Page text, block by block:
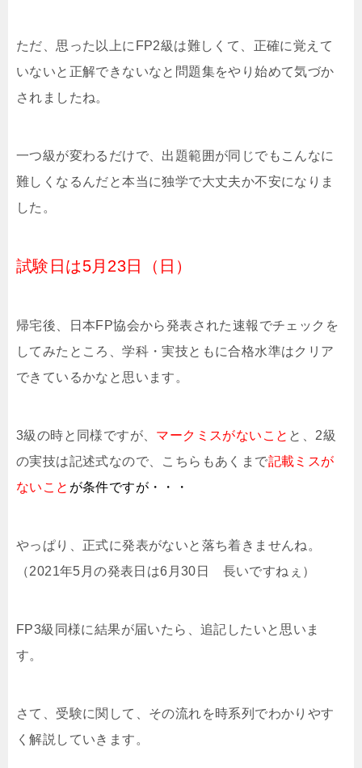
ただ、思った以上にFP2級は難しくて、正確に覚えて
いないと正解できないなと問題集をやり始めて気づか
されましたね。
一つ級が変わるだけで、出題範囲が同じでもこんなに
難しくなるんだと本当に独学で大丈夫か不安になりま
した。
試験日は5月23日（日）
帰宅後、日本FP協会から発表された速報でチェックを
してみたところ、学科・実技ともに合格水準はクリア
できているかなと思います。
3級の時と同様ですが、 マークミスがないこと と、2級
の実技は記述式なので、こちらもあくまで記載ミスが
ないこと が条件ですが・・・
やっぱり、正式に発表がないと落ち着きませんね。
（2021年5月の発表日は6月30日 長いですねぇ）
FP3級同様に結果が届いたら、追記したいと思いま
す。
さて、受験に関して、その流れを時系列でわかりやす
く解説していきます。